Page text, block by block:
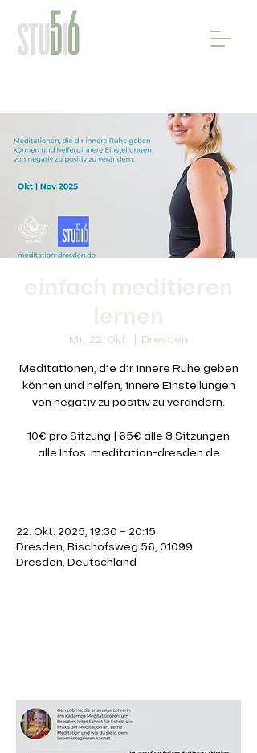
einfach meditieren
lernen
Mi., 22. Okt.
  |
Dresden
Meditationen, die dir innere Ruhe geben
können und helfen, innere Einstellungen
von negativ zu positiv zu verändern.
10€ pro Sitzung | 65€ alle 8 Sitzungen
alle Infos: meditation-dresden.de
22. Okt. 2025, 19:30 – 20:15
Dresden, Bischofsweg 56, 01099
Dresden, Deutschland